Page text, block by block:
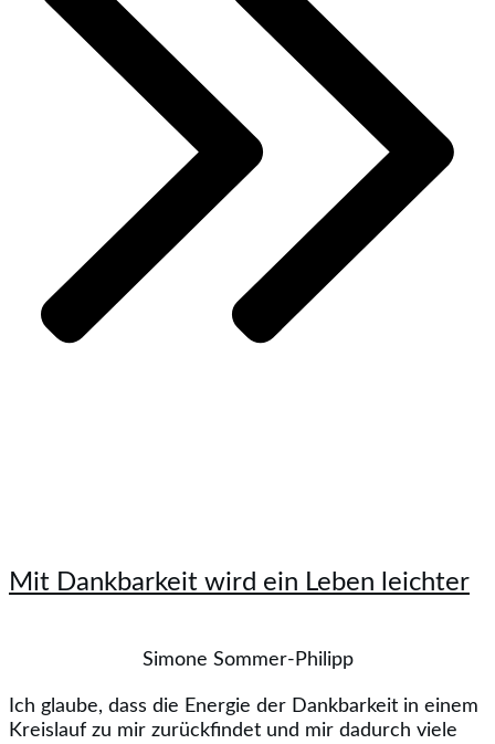
Mit Dankbarkeit wird ein Leben leichter
Simone Sommer-Philipp
Ich glaube, dass die Energie der Dankbarkeit in einem
Kreislauf zu mir zurückfindet und mir dadurch viele